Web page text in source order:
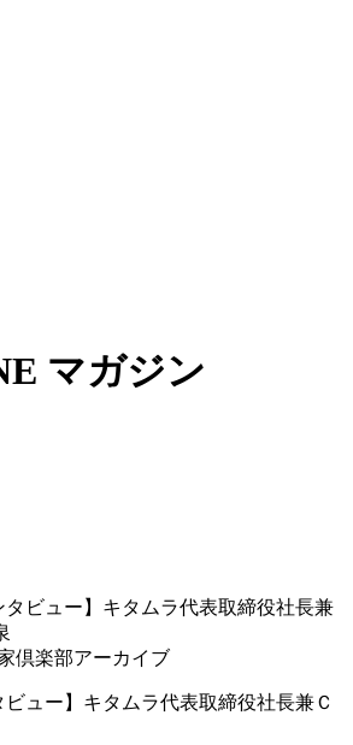
マガジン
倶楽部アーカイブ
ビュー】キタムラ代表取締役社長兼Ｃ